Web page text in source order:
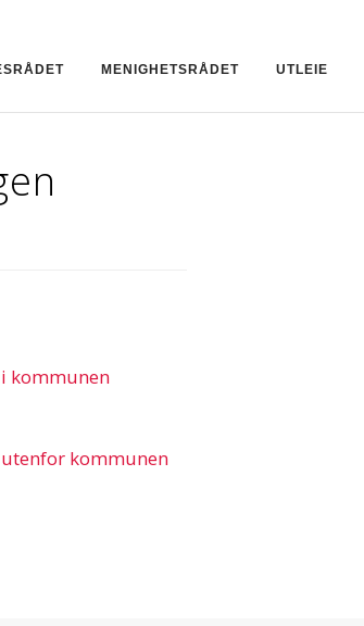
MENIGHETSRÅDET UTLEIE
kommunen
kommunen